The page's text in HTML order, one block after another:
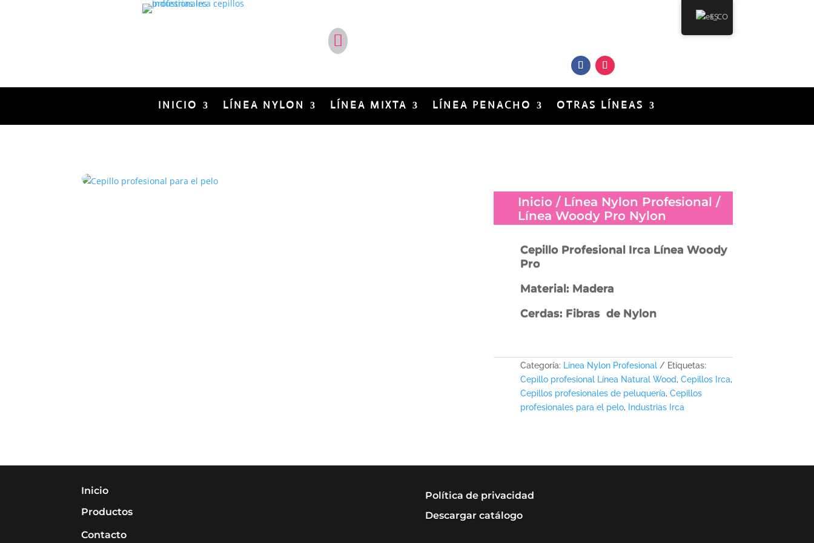

INICIO LÍNEA NYLON LÍNEA MIXTA LÍNEA PENACHO OTRAS LÍNEAS
Inicio / Línea Nylon Profesional /
Línea Woody Pro Nylon
Cepillo Profesional Irca Línea Woody
Pro
Material: Madera
Cerdas: Fibras de Nylon
Categoría: Línea Nylon Profesional
Etiquetas:
Cepillo profesional Línea Natural Wood, Cepillos Irca,
Cepillos profesionales de peluquería, Cepillos
profesionales para el pelo, Industrias Irca
Inicio
Productos
Contacto
Política de privacidad
Descargar catálogo
ES